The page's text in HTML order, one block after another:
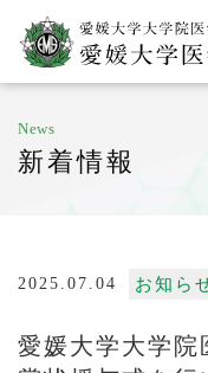
content
News
新着情報
2025.07.04 お知ら
愛媛大学大学院